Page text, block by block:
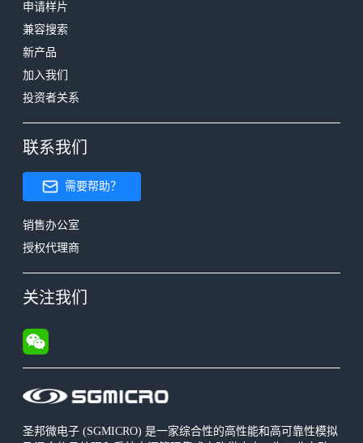
圣邦微电子 (SGMICRO) 是一家综合性的高性能和高可靠性模拟
申请样片
兼容搜索
新产品
加入我们
投资者关系
联系我们
需要帮助？
销售办公室
授权代理商
关注我们